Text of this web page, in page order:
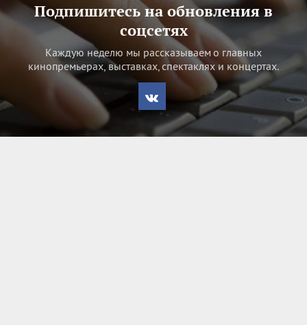
Подпишитесь на обновления в
соцсетях
Каждую неделю мы рассказываем о главных
кинопремьерах, выставках, спектаклях и концертах.